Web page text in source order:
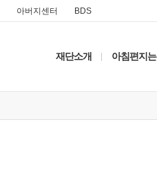
아버지센터 BDS
재단소개 아침편지는